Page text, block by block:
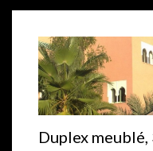
Duplex